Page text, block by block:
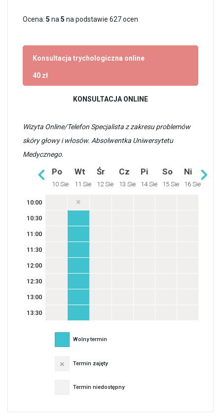
Ocena: 5 na5 na podstawie 627ocen
Konsultacja trychologiczna online
40 zł
KONSULTACJA ONLINE
Wizyta Online/Telefon Specjalista z zakresu problemów
skóry głowy i włosów. Absolwentka Uniwersytetu
Medycznego.
Po
10 Sie
Wt
11 Sie
Śr
12 Sie
Cz
13 Sie
Pi
14 Sie
So
15 Sie
Ni
16 Sie
10:00
10:30
11:00
11:30
12:00
12:30
13:00
13:30
Wolny termin
Termin zajęty
Termin niedostępny